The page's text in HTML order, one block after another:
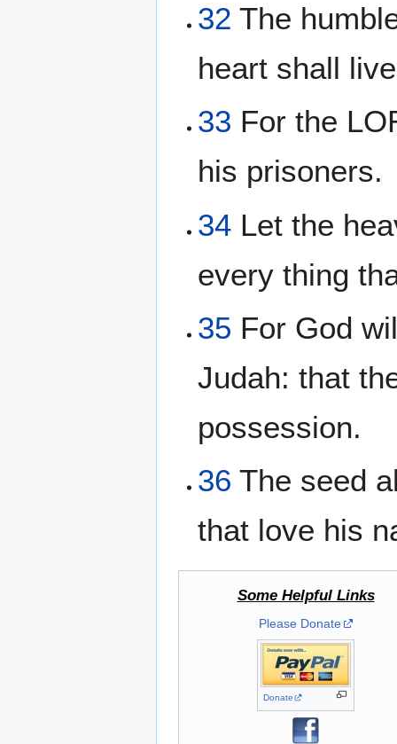
32 The
heart shall
33 For the
his prisoners.
34 Let the
every thing
35 For God
Judah: that
possession.
36 The seed
that love his
Some Helpful Links
Please Donate
Donate